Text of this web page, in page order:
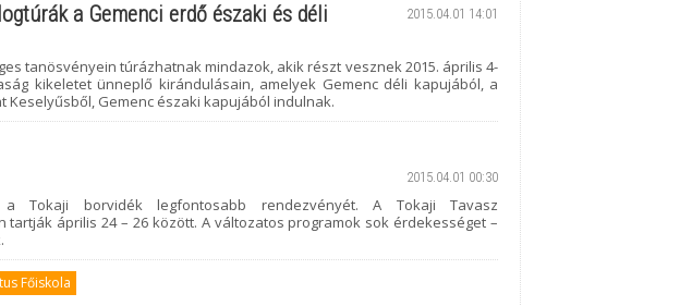
2015.04.01 14:01
a Gemenci erdő északi és déli
tanösvényein túrázhatnak mindazok, akik részt vesznek 2015. április 4-
kikeletet ünneplő kirándulásain, amelyek Gemenc déli kapujából, a
Gemenc északi kapujából indulnak.
2015.04.01 00:30
Tokaji borvidék legfontosabb rendezvényét. A Tokaji Tavasz
április 24 – 26 között. A változatos programok sok érdekességet –
Főiskola